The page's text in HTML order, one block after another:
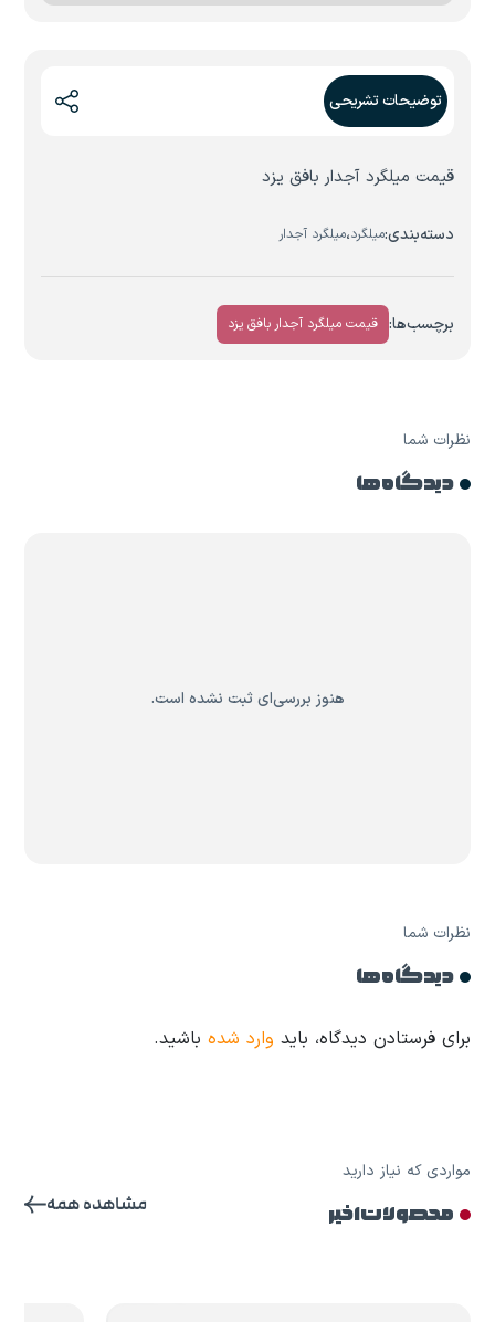
توضیحات تشریحی
قیمت میلگرد آجدار بافق یزد
دسته‌بندی:میلگرد،میلگرد آجدار
برچسب‌ها: قیمت میلگرد آجدار بافق یزد
نظرات شما
دیدگاه ها
هنوز بررسی‌ای ثبت نشده است.
نظرات شما
دیدگاه ها
برای فرستادن دیدگاه، باید وارد شده باشید.
مواردی که نیاز دارید
محصولات اخیر مشاهده همه